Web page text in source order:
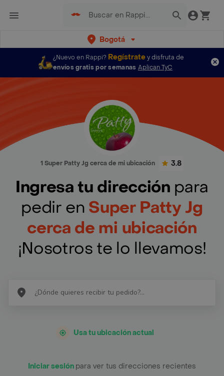
Bogotá
¿Nuevo en Rappi? Regístratey disfruta de
envíos gratis por semanas Aplican TyC
1 Super Patty Jg cerca de mi ubicación 3.8
Ingresa tu dirección para
pedir en Super Patty Jg
cerca de mi ubicación
¡Nosotros te lo llevamos!
Usa tu ubicación actual
Iniciar sesión para ver tus direcciones recientes